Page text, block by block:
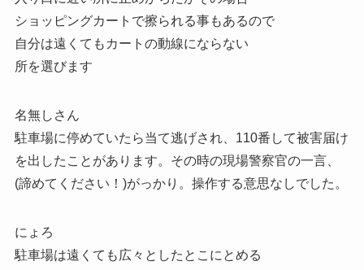
ショッピングカートで擦られる事もあるので
自分は遠くてもカートの動線にならない
所を選びます
名無しさん
駐車場に停めていたら当て逃げされ、110番して被害届け
を出したことがあります。その時の現場警察官の一言、
(諦めてください！)がっかり。操作する意思なしでした。
にょろ
駐車場は遠くても広々としたとこにとめる